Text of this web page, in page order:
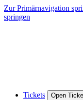
Zur Primärnavigation
springen
Tickets Open